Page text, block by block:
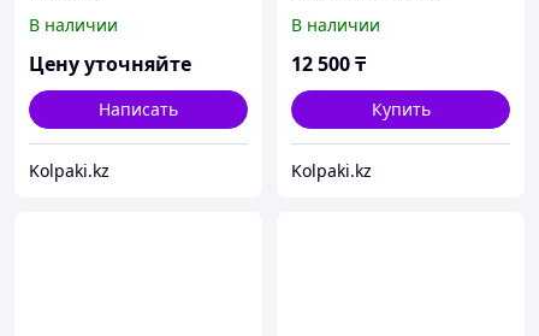
В наличии
Цену уточняйте
Написать
Kolpaki.kz
В наличии
12 500₸
Купить
Kolpaki.kz